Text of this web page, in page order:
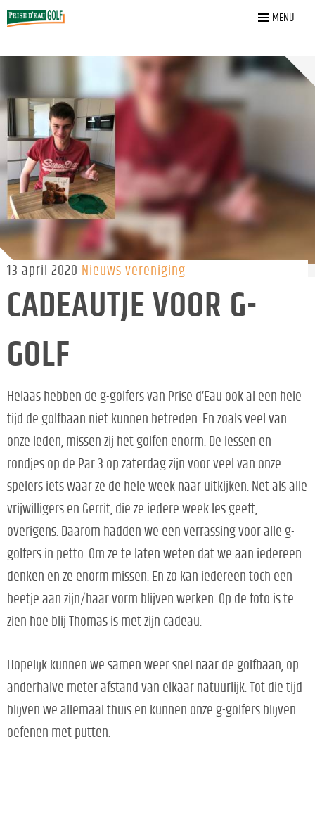
MENU
Home
13 april 2020 Nieuws vereniging
CADEAUTJE VOOR G-
GOLF
Helaas hebben de g-golfers van Prise d’Eau ook al een hele
tijd de golfbaan niet kunnen betreden. En zoals veel van
onze leden, missen zij het golfen enorm. De lessen en
rondjes op de Par 3 op zaterdag zijn voor veel van onze
spelers iets waar ze de hele week naar uitkijken. Net als alle
vrijwilligers en Gerrit, die ze iedere week les geeft,
overigens. Daarom hadden we een verrassing voor alle g-
golfers in petto. Om ze te laten weten dat we aan iedereen
denken en ze enorm missen. En zo kan iedereen toch een
beetje aan zijn/haar vorm blijven werken. Op de foto is te
zien hoe blij Thomas is met zijn cadeau.
Hopelijk kunnen we samen weer snel naar de golfbaan, op
anderhalve meter afstand van elkaar natuurlijk. Tot die tijd
blijven we allemaal thuis en kunnen onze g-golfers blijven
oefenen met putten.